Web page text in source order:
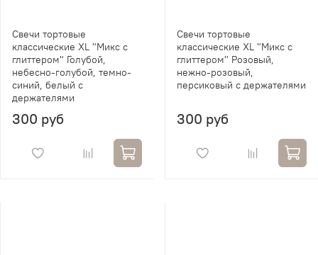
Свечи тортовые
классические XL "Микс с
глиттером" Голубой,
небесно-голубой, темно-
синий, белый с
держателями
300 руб
Свечи тортовые
классические XL "Микс с
глиттером" Розовый,
нежно-розовый,
персиковый с держателями
300 руб